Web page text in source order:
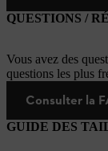
QUESTIONS /
Vous avez des
questions les plus
Consulter la
GUIDE DES